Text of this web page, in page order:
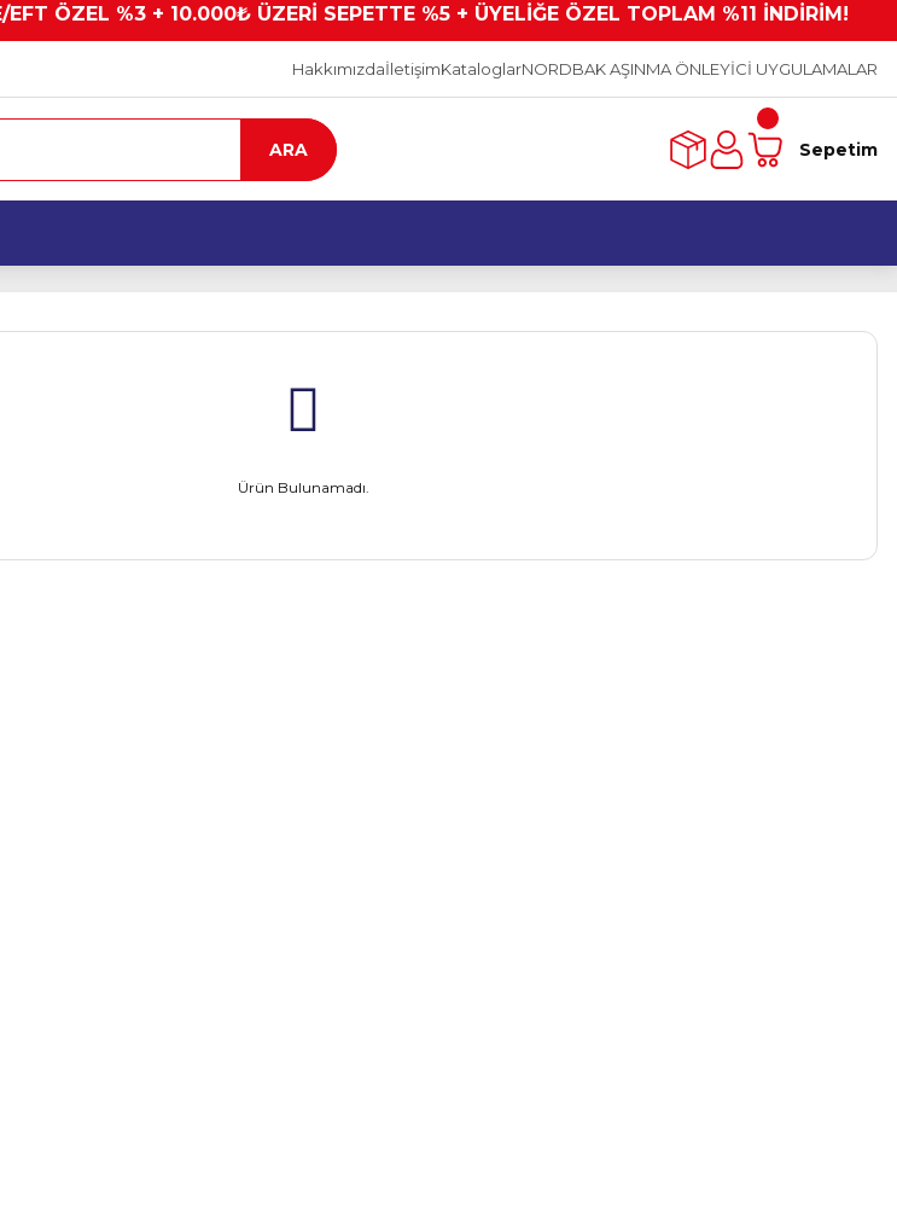
ÖZEL %3 + 10.000₺ ÜZERİ SEPETTE %5 + ÜYELİĞE ÖZEL TOPLAM %11 İNDİRİM!
HakkımızdaİletişimKataloglarNORDBAK AŞINMA ÖNLEYİCİ UYGULAMALAR
ARA Sepetim
Ürün Bulunamadı.